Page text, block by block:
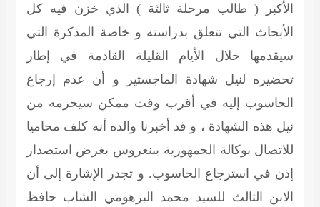
الأكبر ( طالب مرحلة ثالثة ) الذي خزن فيه كل
الأبحاث التي تتعلق بدراسته و خاصة المذكرة التي
سيقدمها خلال الأيام القليلة القادمة في إطار
تحضيره لنيل شهادة الماجستير و أن عدم إرجاع
الحاسوب إليه في أقرب وقت ممكن سيحرمه من
نيل هذه الشهادة ، و قد أخبرنا والده أنه كلف محاميا
للاتصال بوكالة الجمهورية ببنعروس بغرض استصدار
إذن في استرجاع الحاسوب. و تجدر الإشارة إلى أن
الابن الثالث للسيد محمد البرهومي الشاب حافظ